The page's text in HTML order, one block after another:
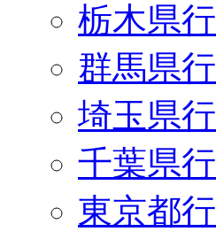
栃木県行
群馬県行
埼玉県行
千葉県行
東京都行